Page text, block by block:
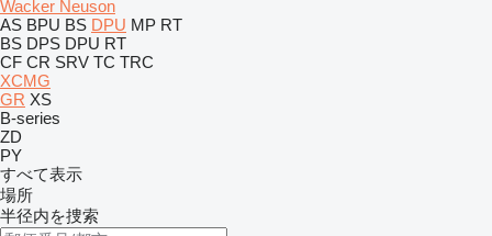
Wacker Neuson
AS BPU BS DPU MP RT
BS DPS DPU RT
CF CR SRV TC TRC
XCMG
GR XS
B-series
ZD
PY
すべて表示
場所
半径内を捜索